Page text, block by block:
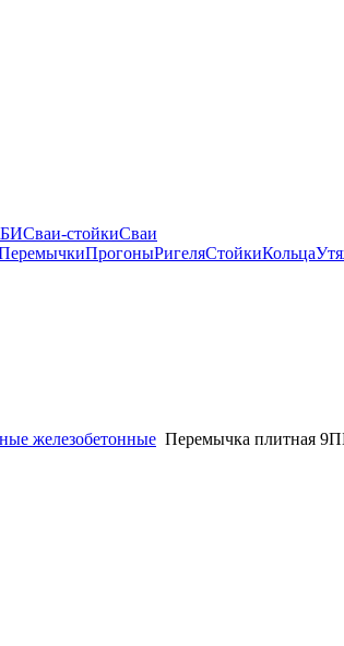
Сваи-стойкиСваи
ПрогоныРигеляСтойкиКольца
железобетонные Перемычка плитная